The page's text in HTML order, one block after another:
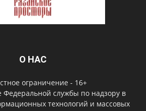
О НАС
ограничение - 16+
Федеральной службы по надзору в
технологий и массовых